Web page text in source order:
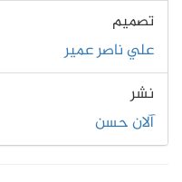
تصميم
علي ناصر عمير
نشر
آلان حسن